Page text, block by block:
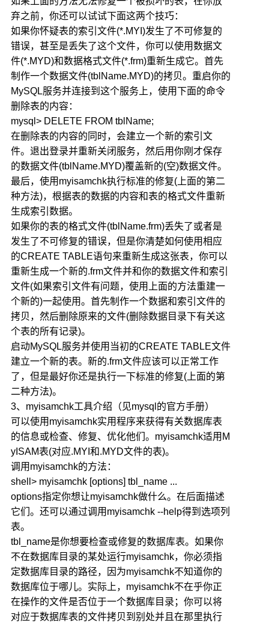
弃之前，你还可以试试下面这两个技巧：
如果你怀疑表的索引文件(*.MYI)发生了不可修复的
错误，甚至是丢失了这个文件，你可以使用数据文
件(*.MYD)和数据格式文件(*.frm)重新生成它。首先
制作一个数据文件(tblName.MYD)的拷贝。重启你的
MySQL服务并连接到这个服务上，使用下面的命令
删除表的内容：
mysql> DELETE FROM tblName;
在删除表的内容的同时，会建立一个新的索引文
件。退出登录并重新关闭服务，然后用你刚才保存
的数据文件(tblName.MYD)覆盖新的(空)数据文件。
最后，使用myisamchk执行标准的修复(上面的第二
种方法)，根据表的数据的内容和表的格式文件重新
生成索引数据。
如果你的表的格式文件(tblName.frm)丢失了或者是
发生了不可修复的错误，但是你清楚如何使用相应
的CREATE TABLE语句来重新生成这张表，你可以
重新生成一个新的.frm文件并和你的数据文件和索引
文件(如果索引文件有问题，使用上面的方法重建一
个新的)一起使用。首先制作一个数据和索引文件的
拷贝，然后删除原来的文件(删除数据目录下有关这
个表的所有记录)。
启动MySQL服务并使用当初的CREATE TABLE文件
建立一个新的表。新的.frm文件应该可以正常工作
了，但是最好你还是执行一下标准的修复(上面的第
二种方法)。
3、myisamchk工具介绍（见mysql的官方手册）
可以使用myisamchk实用程序来获得有关数据库表
的信息或检查、修复、优化他们。myisamchk适用M
yISAM表(对应.MYI和.MYD文件的表)。
调用myisamchk的方法：
shell> myisamchk [options] tbl_name ...
options指定你想让myisamchk做什么。在后面描述
它们。还可以通过调用myisamchk --help得到选项列
表。
tbl_name是你想要检查或修复的数据库表。如果你
不在数据库目录的某处运行myisamchk，你必须指
定数据库目录的路径，因为myisamchk不知道你的
数据库位于哪儿。实际上，myisamchk不在乎你正
在操作的文件是否位于一个数据库目录；你可以将
对应于数据库表的文件拷贝到别处并且在那里执行